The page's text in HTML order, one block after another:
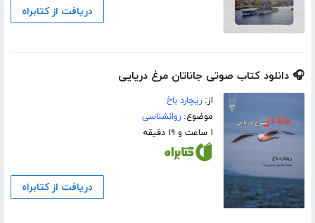
دریافت از کتابراه
🎧 دانلود کتاب صوتی جاناتان مرغ دریایی
از:ریچارد باخ
موضوع:روانشناسی
۱ ساعت و ۱۹ دقیقه
دریافت از کتابراه